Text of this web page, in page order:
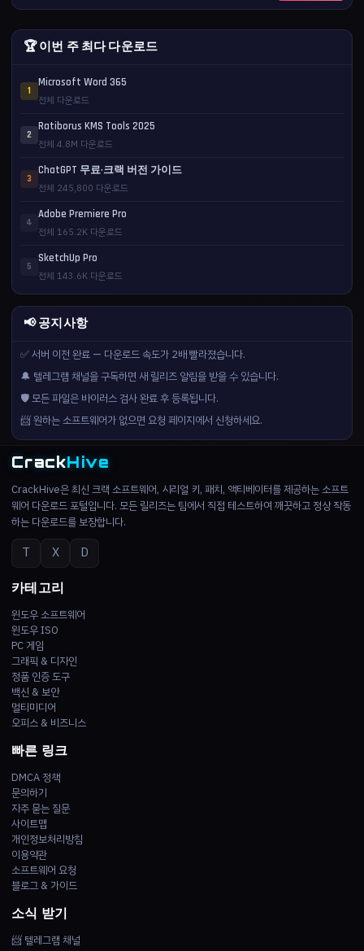
🏆 이번 주 최다 다운로드
1
Microsoft Word 365
전체 다운로드
2
Ratiborus KMS Tools 2025
전체 4.8M 다운로드
3
ChatGPT 무료·크랙 버전 가이드
전체 245,800 다운로드
4
Adobe Premiere Pro
전체 165.2K 다운로드
5
SketchUp Pro
전체 143.6K 다운로드
📢 공지사항
✅ 서버 이전 완료 — 다운로드 속도가 2배 빨라졌습니다.
🔔 텔레그램 채널을 구독하면 새 릴리즈 알림을 받을 수 있습니다.
🛡️ 모든 파일은 바이러스 검사 완료 후 등록됩니다.
📨 원하는 소프트웨어가 없으면 요청 페이지에서 신청하세요.
CrackHive
CrackHive은 최신 크랙 소프트웨어, 시리얼 키, 패치, 액티베이터를 제공하는 소프트
웨어 다운로드 포털입니다. 모든 릴리즈는 팀에서 직접 테스트하여 깨끗하고 정상 작동
하는 다운로드를 보장합니다.
T X D
카테고리
윈도우 소프트웨어
윈도우 ISO
PC 게임
그래픽 & 디자인
정품 인증 도구
백신 & 보안
멀티미디어
오피스 & 비즈니스
빠른 링크
DMCA 정책
문의하기
자주 묻는 질문
사이트맵
개인정보처리방침
이용약관
소프트웨어 요청
블로그 & 가이드
소식 받기
📨 텔레그램 채널